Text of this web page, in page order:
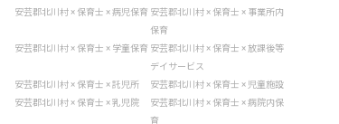
安芸郡北川村 × 保育士 × 病児保育 安芸郡北川村 × 保育士 × 事業所内
保育
安芸郡北川村 × 保育士 × 学童保育 安芸郡北川村 × 保育士 × 放課後等
デイサービス
安芸郡北川村 × 保育士 × 託児所
安芸郡北川村 × 保育士 × 児童施設
安芸郡北川村 × 保育士 × 乳児院
安芸郡北川村 × 保育士 × 病院内保
育